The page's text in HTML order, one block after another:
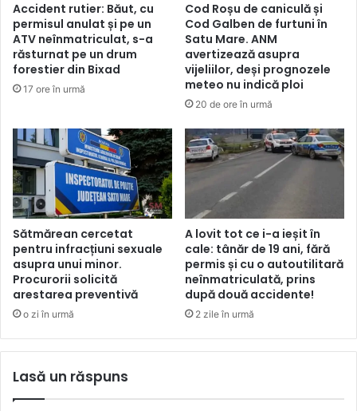
Accident rutier: Băut, cu
permisul anulat și pe un
ATV neînmatriculat, s-a
răsturnat pe un drum
forestier din Bixad
17 ore în urmă
Cod Roșu de caniculă și
Cod Galben de furtuni în
Satu Mare. ANM
avertizează asupra
vijeliilor, deși prognozele
meteo nu indică ploi
20 de ore în urmă
Sătmărean cercetat
pentru infracțiuni sexuale
asupra unui minor.
Procurorii solicită
arestarea preventivă
o zi în urmă
A lovit tot ce i-a ieșit în
cale: tânăr de 19 ani, fără
permis și cu o autoutilitară
neînmatriculată, prins
după două accidente!
2 zile în urmă
Lasă un răspuns